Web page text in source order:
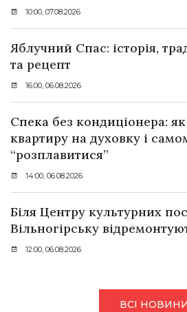
10:00, 07.08.2026
Яблучний Спас: історія,
та рецепт
16:00, 06.08.2026
Спека без кондиціонера:
квартиру на духовку і
“розплавитися”
14:00, 06.08.2026
Біля Центру культурних
Вільногірську
12:00, 06.08.2026
ВСІ НОВИНИ